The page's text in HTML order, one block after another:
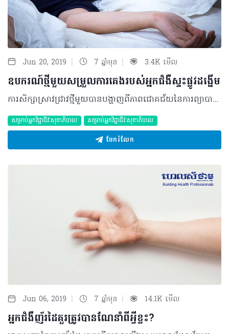
Jun 20, 2019 | 7 ឆ្នាំមុន | 3.4K មើល
ឧបករណ៍ថ្មីមួយសម្រួលការគេងរបស់អ្នកជំងឺស្ទះផ្លូវដង្ហើម
ការសិក្សាស្រាវជ្រាវថ្មីមួយបានបង្ហាញពីភាពជោគជ័យនៃការព្យាបាលជំងឺស្ទះផ្លូវដង្ហើមពេលគេង (Sleep Apnea) ដែលធ្វើឡើងនៅមន្ទីរពេទ្យសាកលវិទ្យាល័យ Hiroshima។ ជាមួយការប្រើប្រាស់រូបភាព 3D គេអាចវាស់បានពីប្រសិទ្ធភាពនៃឧបករណ៍ដែលមានសមត្ថភាពទៅធ្វើការបើកផ្លូវដង្ហើមតាមរយៈឲ្យអ្នកជំងឺគេងរាបស្មើ ហើយការស្រាវជ្រាវនេះទទួលបានការចូលរួមពីសំណាក់ទន្តពេទ្យ និងវេជ្ជបណ្ឌិត។ លទ្ធផលនៃការព្យាបាលថ្មីនេះរួមមានម៉ាស៊ីន Continuous positive airway pressure (CPAP) ដែលជាម៉ាសម៉្យាងបំពាក់លើអ្នកជំងឺសម្រាប់បញ្ចូលសម្ពាធខ្យល់នៅពេលយប់ និងឧបករណ៍បំពាក់ក្នុងមាត់ (Oral appliance)។ ប្រភេទឧបករណ៍បំពាក់ក្នុងមាត់ (Oral appliance) ត្រូវបានបង្កើតឡើងពីផ្នែកសោភ័ណភាពមាត់ធ្មេញនៃមន្ទីរពេទ្យសាកលវិទ្យាល័យ Hiroshima ដែលអាចជួយសម្រួលដល់អ្នកជំងឺស្ទះផ្លូវដង្ហើមពេលគេងកម្រិតស្រាល និងមធ្យម។ ឧបករណ៍នេះមានប្រសិទ្ធភាពក្នុងការរុញឆ្អឹងអញ្ចាញទៅខាងមុខ ដើម្បីបង្កើនទំហំផ្លូវដង្ហើមសម្រាប់សម្រួលដល់ដំណើរការខ្យល់ចេញចូលនៅខាងក្រោយនៃមាត់ ហើយមិនមានការប៉ះពាល់ទៅដល់ធ្មេញ និងប្រែប្រួលលើទម្រង់មុខនោះទេ។ តាមរយៈវេជ្ជបណ្ឌិត Ueda បានបង្ហាញថាឧបករណ៍នេះគឺអាចប្រៀបបានទៅនឹងវ៉ែនតាដែលអ្នកពាក់ដើម្បីមើលឲ្យបានច្បាស់ ដោយជាក់ស្ដែងអ្នកក៏ត្រូវពាក់ឧបករណ៍នេះជាប្រចាំផងដែរ ប្រសិនអ្នកចង់គេងឲ្យបានស្កប់ស្កល់ហើយការសិក្សានេះទៀតសោតបានបង្ហាញពីប្រសិទ្ធភាពនៃការព្យាបាល ដោយយើងសង្ឃឹមថានឹងមានការសហការជាបន្តទៀតរវាងទន្តពេទ្យ និងវេជ្ជបណ្ឌិតសម្រាប់វិធីសាស្រ្តព្យាបាលដទៃទៀត។ គួរបញ្ជាក់ផងដែរ ជំងឺស្ទះផ្លូវដង្ហើម ជាលក្ខខណ្ឌបណ្តាលមកពីសាច់ដុំបំពង់កសម្រាកដែលធ្វើឲ្យរួមតូចនៃផ្លូវដង្ហើមអំឡុងពេលគេង ដែលស្ដែងមានសញ្ញាដូចជា ស្រមុក ឈ្លក់ ឬដង្ហក់ជាដើម។ អ្នកជំងឺស្ទះផ្លូវដង្ហើមពេលគេងកម្រិតស្រាលទៅមធ្យមតែងមានអាការៈល្ហិតល្ហៃជាប្រចាំ និងបាត់បង់ការប្រមូលផ្តុំអារម្មណ៍ ចំណែកករណីធ្ងន់ធ្ងរអាចធ្វើឲ្យប៉ះពាល់ដល់អាយុជីវិតរបស់អ្នកជំងឺ។ ឯកសារយោង៖ https://www.eurekalert.org/pub_releases/2019-04/hu-toa041619.php https://www.sciencedaily.com/releases/2019/04/190416093729.htm អត្ថបទ៖ ដកស្រង់ចេញពីទស្សនាវដ្ដី ហេលស៍ថាម ប្រូ លេខ ៧៩ ©2019 រក្សាសិទ្ធិគ្រប់យ៉ាង​ដោយ Healthtime Corporation ចំពោះគ្រប់អត្ថបទដោយគ្មានផ្នែកណាមួយត្រូវបោះពុម្ពផ្សាយចូលប្រព័ន្ធអុីនធឺណែតឧបករណ៍អេឡិចត្រូនិកអាត់ជាសំឡេងឬថតចំលងគ្រប់រូបភាពដោយគ្មានការអនុញ្ញាតឡើយ
សម្រាប់អ្នកវិជ្ជាជីវៈសុខាភិបាល សម្រាប់អ្នកវិជ្ជាជីវៈសុខាភិបាល
ចែករំលែក
Jun 06, 2019 | 7 ឆ្នាំមុន | 14.1K មើល
អ្នកជំងឺញ័រដៃគួរត្រូវបានណែនាំពីអ្វីខ្លះ?